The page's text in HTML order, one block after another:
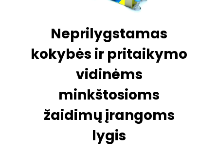
Neprilygstamas
kokybės ir pritaikymo
vidinėms
minkštosioms
žaidimų įrangoms
lygis